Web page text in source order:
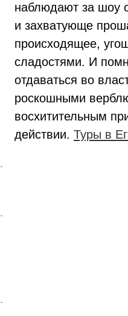
наблюдают за шоу
и захватующе
происходящее,
сладостями. И
отдаваться во
роскошными
восхитительным
действии. Туры в